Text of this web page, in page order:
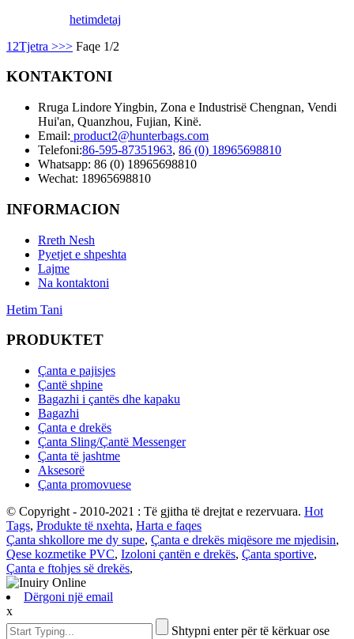
hetimdetaj
1 2Tjetra >>> Faqe 1/2
KONTAKTONI
Rruga Lindore Yingbin, Zona e Industrisë Chengnan, Vendi
Hui'an, Quanzhou, Fujian, Kinë.
Email: product2@hunterbags.com
Telefoni:86-595-87351963, 86 (0) 18965698810
Whatsapp: 86 (0) 18965698810
Wechat: 18965698810
INFORMACION
Rreth Nesh
Pyetjet e shpeshta
Lajme
Na kontaktoni
Hetim Tani
PRODUKTET
Çanta e pajisjes
Çantë shpine
Bagazhi i çantës dhe kapaku
Bagazhi
Çanta e drekës
Çanta Sling/Çantë Messenger
Çanta të jashtme
Aksesorë
Çanta promovuese
© Copyright - 2010-2021 : Të gjitha të drejtat e rezervuara. Hot
Tags, Produkte të nxehta, Harta e faqes
Çanta shkollore me dy supe, Çanta e drekës miqësore me mjedisin,
Qese kozmetike PVC, Izoloni çantën e drekës, Çanta sportive,
Çanta e ftohjes së drekës,
Dërgoni një email
x
Shtypni enter për të kërkuar ose